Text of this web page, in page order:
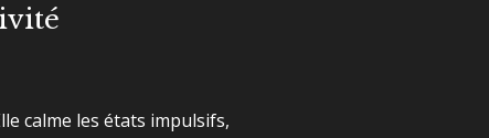
calme les états impulsifs,